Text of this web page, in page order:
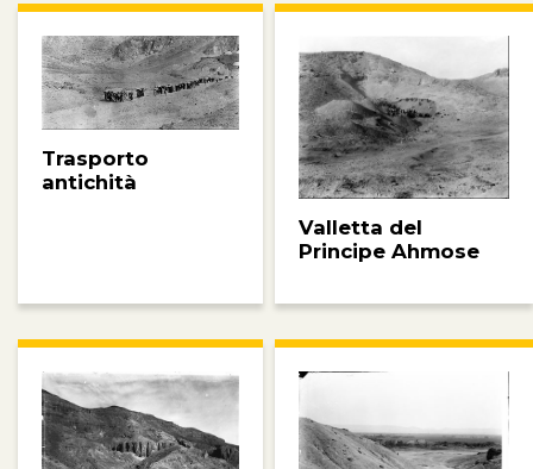
Trasporto
antichità
Valletta del
Principe Ahmose